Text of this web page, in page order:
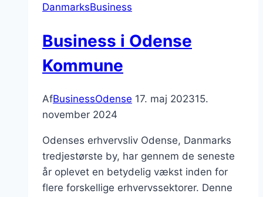
DanmarksBusiness
Business i Odense
Kommune
AfBusinessOdense 17. maj 202315.
november 2024
Odenses erhvervsliv Odense, Danmarks
tredjestørste by, har gennem de seneste
år oplevet en betydelig vækst inden for
flere forskellige erhvervssektorer. Denne